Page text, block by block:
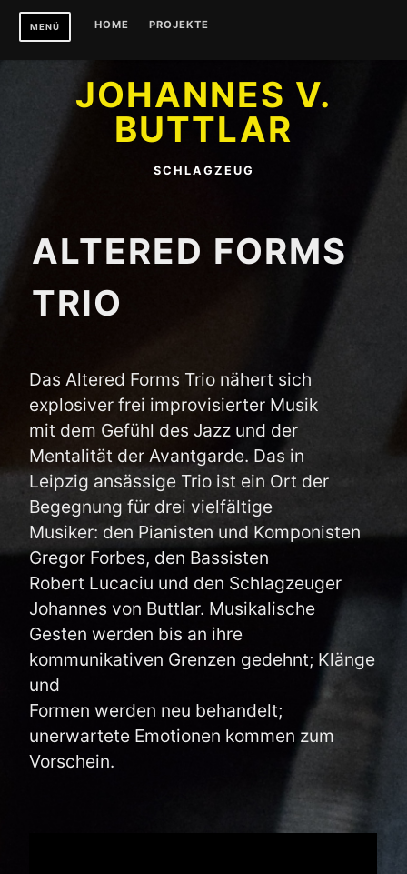
Zum
InhaltMENÜ HOME PROJEKTE
JOHANNES V.
BUTTLAR
SCHLAGZEUG
ALTERED FORMS
TRIO
Das Altered Forms Trio nähert sich
explosiver frei improvisierter Musik
mit dem Gefühl des Jazz und der
Mentalität der Avantgarde. Das in
Leipzig ansässige Trio ist ein Ort der
Begegnung für drei vielfältige
Musiker: den Pianisten und Komponisten
Gregor Forbes, den Bassisten
Robert Lucaciu und den Schlagzeuger
Johannes von Buttlar. Musikalische
Gesten werden bis an ihre
kommunikativen Grenzen gedehnt; Klänge
und
Formen werden neu behandelt;
unerwartete Emotionen kommen zum
Vorschein.